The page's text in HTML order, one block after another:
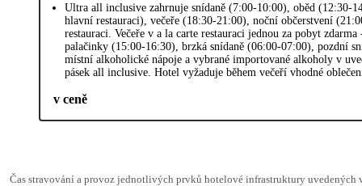
Ultra all inclusive zahrnuje snídaně (7:00-10:00), oběd (12:30-
hlavní restauraci), večeře (18:30-21:00), noční občerstvení
restauraci. Večeře v a la carte restauraci jednou za pobyt
palačinky (15:00-16:30), brzká snídaně (06:00-07:00), pozdní
místní alkoholické nápoje a vybrané importované alkoholy v
pásek all inclusive. Hotel vyžaduje během večeří vhodné
v ceně
Čas stravování a provoz jednotlivých prvků hotelové infrastruktury uvedených